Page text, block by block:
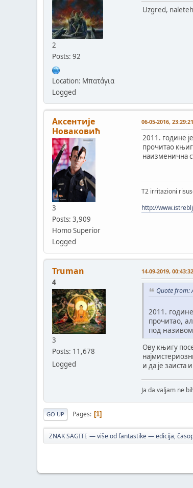
2
Posts: 92
Location: Μπατάγια
Logged
Uzgred,
Аксентије
Новаковић
3
Posts: 3,909
Homo Superior
Logged
06-05-2016, 23:29:21
2011. године
прочитао
наизменична
T2 irritazioni
http://
Truman
4
3
Posts: 11,678
Logged
14-09-2019, 00:43:32
Quote from:
2011.
прочитао,
под
Ову књигу
и да је заиста
Ja da valjam ne
GO UP Pages 1
ZNAK SAGITE — više od fantastike — edicija,